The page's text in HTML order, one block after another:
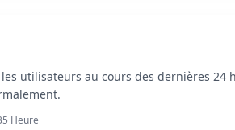
utilisateurs au cours des dernières 24
Heure